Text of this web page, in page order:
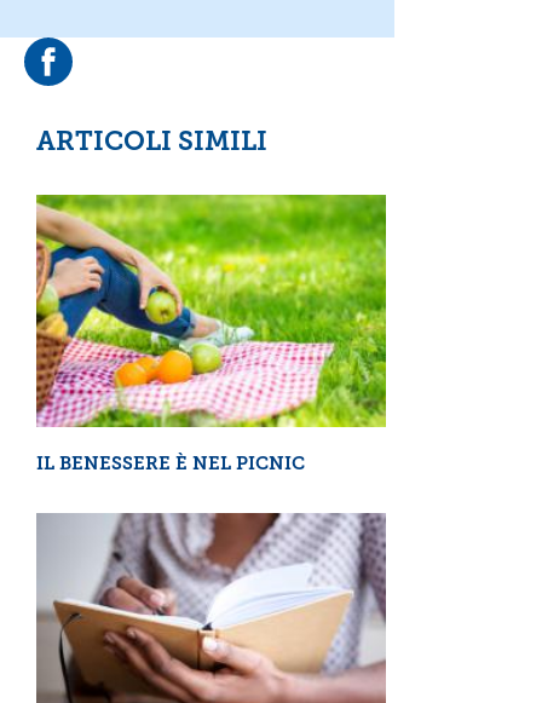
ARTICOLI SIMILI
IL BENESSERE È NEL PICNIC